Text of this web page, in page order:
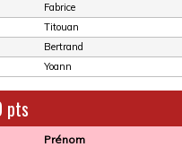
Fabrice
Titouan
Bertrand
Yoann
pts
Prénom